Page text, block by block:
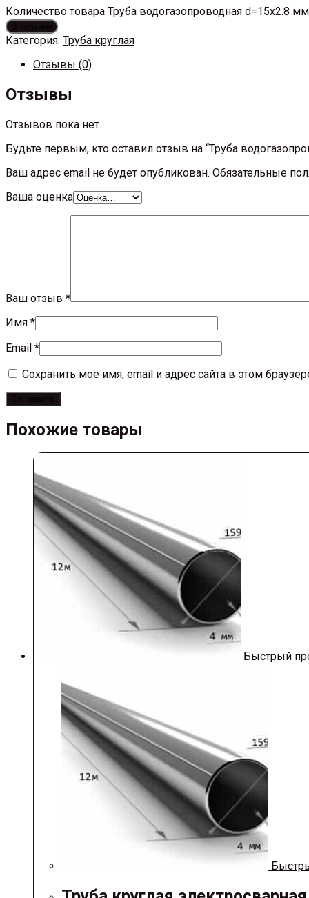
Количество товара Труба водогазопроводная d=15x2.8
В корзину
Категория: Труба круглая
Отзывы (0)
Отзывы
Отзывов пока нет.
Будьте первым, кто оставил отзыв на “Труба
Ваш адрес email не будет опубликован. Обязательные
Ваша оценка
Ваш отзыв *
Имя *
Email *
Сохранить моё имя, email и адрес сайта в этом
Похожие товары
Быстрый